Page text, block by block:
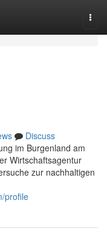
Discuss
im Burgenland am
Wirtschaftsagentur
zur nachhaltigen
profile